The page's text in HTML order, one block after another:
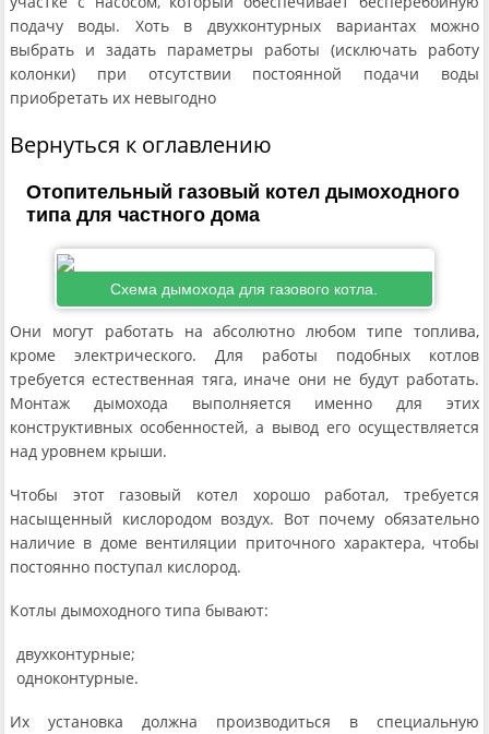
подачу воды. Хоть в двухконтурных вариантах можно
выбрать и задать параметры работы (исключать работу
колонки) при отсутствии постоянной подачи воды
приобретать их невыгодно
Вернуться к оглавлению
Отопительный газовый котел дымоходного
типа для частного дома
Схема дымохода для газового котла.
Они могут работать на абсолютно любом типе топлива,
кроме электрического. Для работы подобных котлов
требуется естественная тяга, иначе они не будут работать.
Монтаж дымохода выполняется именно для этих
конструктивных особенностей, а вывод его осуществляется
над уровнем крыши.
Чтобы этот газовый котел хорошо работал, требуется
насыщенный кислородом воздух. Вот почему обязательно
наличие в доме вентиляции приточного характера, чтобы
постоянно поступал кислород.
Котлы дымоходного типа бывают:
двухконтурные;
одноконтурные.
Их установка должна производиться в специальную